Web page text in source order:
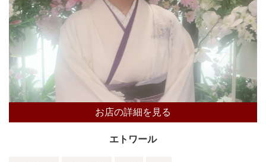
お店の詳細を見る
エトワール